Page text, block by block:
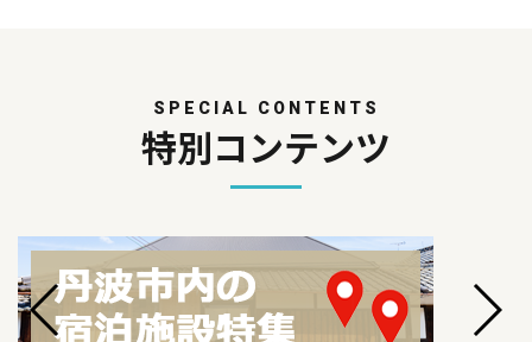
SPECIAL CONTENTS
特別コンテンツ